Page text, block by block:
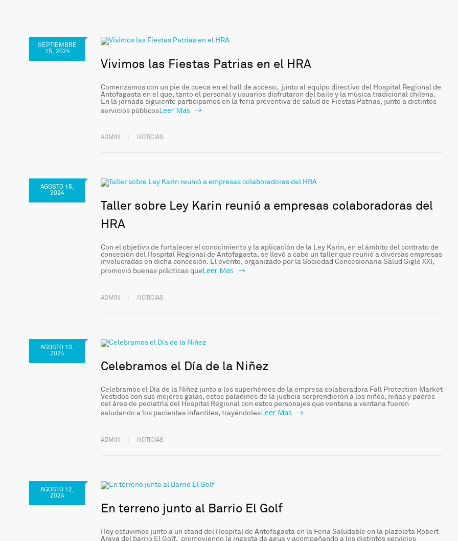
SEPTIEMBRE
15, 2024
Vivimos las Fiestas Patrias en el HRA
Comenzamos con un pie de cueca en el hall de acceso, junto al equipo directivo del Hospital Regional de
Antofagasta en el que, tanto el personal y usuarios disfrutaron del baile y la música tradicional chilena.
En la jornada siguiente participamos en la feria preventiva de salud de Fiestas Patrias, junto a distintos
servicios públicosLeer Mas
ADMIN NOTICIAS
AGOSTO 15,
2024
Taller sobre Ley Karin reunió a empresas colaboradoras del
HRA
Con el objetivo de fortalecer el conocimiento y la aplicación de la Ley Karin, en el ámbito del contrato de
concesión del Hospital Regional de Antofagasta, se llevó a cabo un taller que reunió a diversas empresas
involucradas en dicha concesión. El evento, organizado por la Sociedad Concesionaria Salud Siglo XXI,
promovió buenas prácticas queLeer Mas
ADMIN NOTICIAS
AGOSTO 13,
2024
Celebramos el Día de la Niñez
Celebramos el Día de la Niñez junto a los superhéroes de la empresa colaboradora Fall Protection Market
Vestidos con sus mejores galas, estos paladines de la justicia sorprendieron a los niños, niñas y padres
del área de pediatría del Hospital Regional con estos personajes que ventana a ventana fueron
saludando a los pacientes infantiles, trayéndolesLeer Mas
ADMIN NOTICIAS
AGOSTO 12,
2024
En terreno junto al Barrio El Golf
Hoy estuvimos junto a un stand del Hospital de Antofagasta en la Feria Saludable en la plazoleta Robert
Araya del barrio El Golf, promoviendo la ingesta de agua y acompañando a los distintos servicios